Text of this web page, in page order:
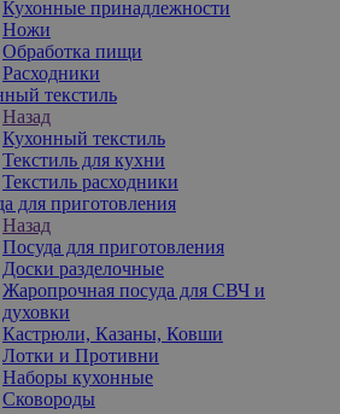
Кухонные принадлежности
Ножи
Обработка пищи
Расходники
текстиль
Назад
Кухонный текстиль
Текстиль для кухни
Текстиль расходники
для приготовления
Назад
Посуда для приготовления
Доски разделочные
Жаропрочная посуда для СВЧ и
духовки
Кастрюли, Казаны, Ковши
Лотки и Противни
Наборы кухонные
Сковороды